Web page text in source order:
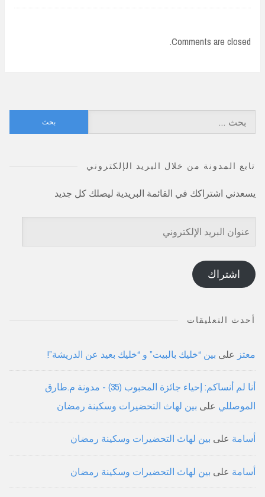
Comments are closed.
عن:
تابع المدونة من خلال البريد الإلكتروني
يسعدني اشتراكك في القائمة البريدية ليصلك كل جديد
عنوان
البريد
الإلكتروني
اشتراك
أحدث التعليقات
معتز على بين “خليك بالبيت” و “خليك بعيد عن الدريشة”!
أنا لم أنساكم: إحياء جائزة المحبوب (35) - مدونة م.طارق
الموصللي على بين لهاث التحضيرات وسكينة رمضان
أسامة على بين لهاث التحضيرات وسكينة رمضان
أسامة على بين لهاث التحضيرات وسكينة رمضان